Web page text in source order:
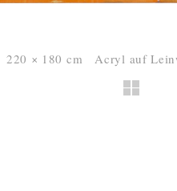
220 × 180 cm Acryl auf